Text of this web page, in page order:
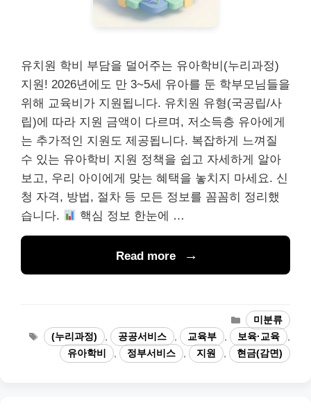
유치원 학비 부담을 덜어주는 유아학비(누리과정)
지원! 2026년에도 만 3~5세 유아를 둔 학부모님들을
위해 교육비가 지원됩니다. 유치원 유형(국공립/사
립)에 따라 지원 금액이 다르며, 저소득층 유아에게
는 추가적인 지원도 제공됩니다. 복잡하게 느껴질
수 있는 유아학비 지원 정책을 쉽고 자세하게 알아
보고, 우리 아이에게 맞는 혜택을 놓치지 마세요. 신
청 자격, 방법, 절차 등 모든 정보를 꼼꼼히 정리했
습니다.
핵심 정보 한눈에 …
Read more
카
테
고
리
미분류
태
그
(누리과정) , 공공서비스 , 교육부 , 보육·교육
,
유아학비
, 정부서비스 , 지원 , 현금(감면)